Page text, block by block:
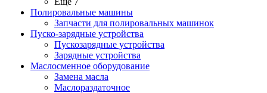
Полировальные машины
Запчасти для полировальных машинок
Пуско-зарядные устройства
Пускозарядные устройства
Зарядные устройства
Маслосменное оборудование
Замена масла
Маслораздаточное